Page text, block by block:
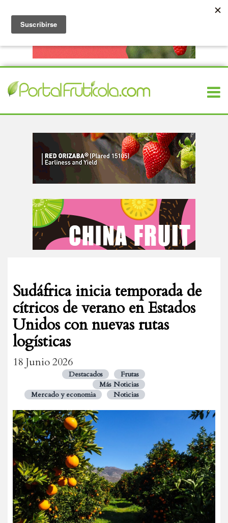
Sudáfrica inicia temporada de
cítricos de verano en Estados
Unidos con nuevas rutas
logísticas
18 Junio 2026
Destacados
Frutas
Más Noticias
Mercado y economia
Noticias